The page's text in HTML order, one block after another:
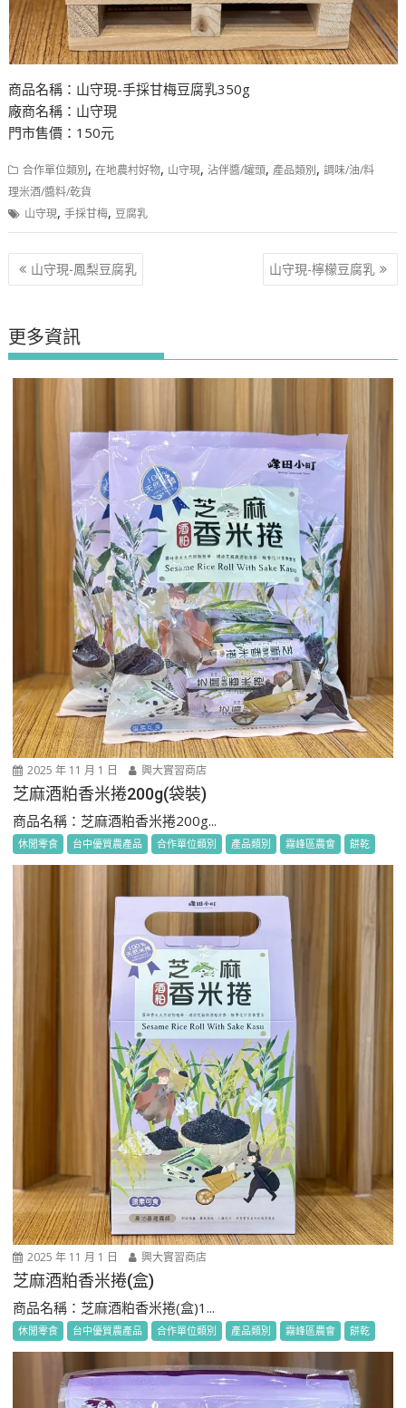
商品名稱：山守現-手採甘梅豆腐乳350g
廠商名稱：山守現
門市售價：150元
合作單位類別,在地農村好物, 山守現,沾伴醬/罐頭, 產品類別,調味/油/料
理米酒/醬料/乾貨
山守現,手採甘梅, 豆腐乳
文
章
覽
山守現-鳳梨豆腐乳 山守現-檸檬豆腐乳
更多資訊
2025 年 11 月 1 日 興大實習商店
芝麻酒粕香米捲200g(袋裝)
商品名稱：芝麻酒粕香米捲200g...
休閒零食 台中優質農產品 合作單位類別 產品類別 霧峰區農會 餅乾
2025 年 11 月 1 日 興大實習商店
芝麻酒粕香米捲(盒)
商品名稱：芝麻酒粕香米捲(盒)1...
休閒零食 台中優質農產品 合作單位類別 產品類別 霧峰區農會 餅乾